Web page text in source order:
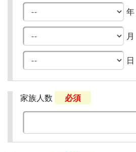
年
月
日
家族人数 必須